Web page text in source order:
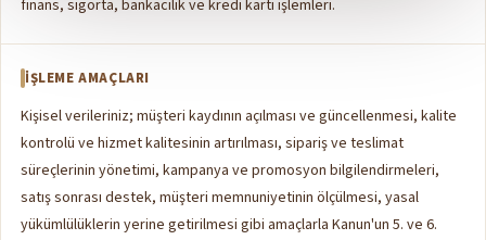
finans, sigorta, bankacılık ve kredi kartı işlemleri.
İŞLEME AMAÇLARI
Kişisel verileriniz; müşteri kaydının açılması ve güncellenmesi, kalite
kontrolü ve hizmet kalitesinin artırılması, sipariş ve teslimat
süreçlerinin yönetimi, kampanya ve promosyon bilgilendirmeleri,
satış sonrası destek, müşteri memnuniyetinin ölçülmesi, yasal
yükümlülüklerin yerine getirilmesi gibi amaçlarla Kanun'un 5. ve 6.